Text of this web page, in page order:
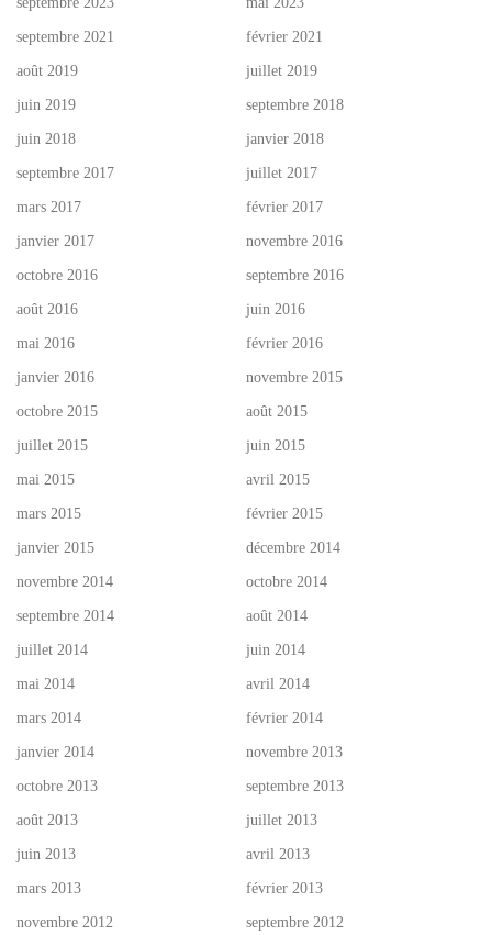
septembre 2021 février 2021
août 2019 juillet 2019
juin 2019 septembre 2018
juin 2018 janvier 2018
septembre 2017 juillet 2017
mars 2017 février 2017
janvier 2017 novembre 2016
octobre 2016 septembre 2016
août 2016 juin 2016
mai 2016 février 2016
janvier 2016 novembre 2015
octobre 2015 août 2015
juillet 2015 juin 2015
mai 2015 avril 2015
mars 2015 février 2015
janvier 2015 décembre 2014
novembre 2014 octobre 2014
septembre 2014 août 2014
juillet 2014 juin 2014
mai 2014 avril 2014
mars 2014 février 2014
janvier 2014 novembre 2013
octobre 2013 septembre 2013
août 2013 juillet 2013
juin 2013 avril 2013
mars 2013 février 2013
novembre 2012 septembre 2012